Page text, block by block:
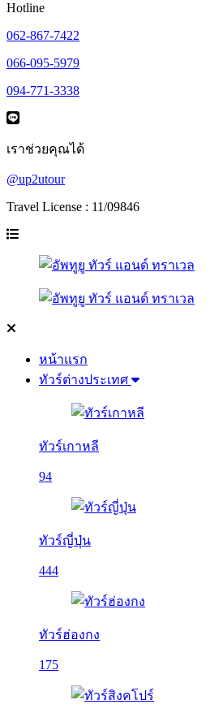
Hotline
062-867-7422
066-095-5979
094-771-3338
เราช่วยคุณได้
@up2utour
Travel License : 11/09846
หน้าแรก
ทัวร์ต่างประเทศ
ทัวร์เกาหลี
94
ทัวร์ญี่ปุ่น
444
ทัวร์ฮ่องกง
175